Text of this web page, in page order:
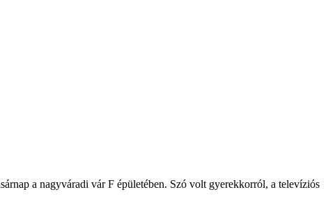
a nagyváradi vár F épületében. Szó volt gyerekkorról, a televíziós